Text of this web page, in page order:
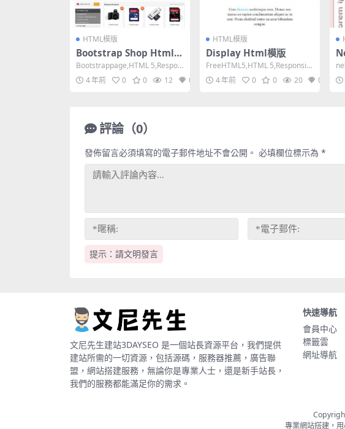
HTML模版
Bootstrap Shop Html模
版
Bootstrappage,HTML 5,Respon
sive, Mixed C...
4 年前 0 0 12 0
HTML模版
Display Html模版
FreeHTML5,HTML 5,Responsiv
e, Mixed Colum...
4 年前 0 0 20 0
評論（0）
提示：請文明發言
發佈留言必須填寫的電子郵件地址不會公開。 必填欄位標示為 *
文尼先生建站3DAYSEO 是一個站長資源平台，我們提供
建站所需的一切資源，包括源碼，服務器推薦，廣告聯
盟，網站搭建服務，無論你是專業人士，還是新手站長，
我們的服務都能滿足你的需求。
快速導航
會員中心
標籤雲
網址導航
專業網站搭建，